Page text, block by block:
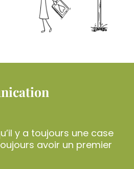
y a toujours une case
avoir un premier